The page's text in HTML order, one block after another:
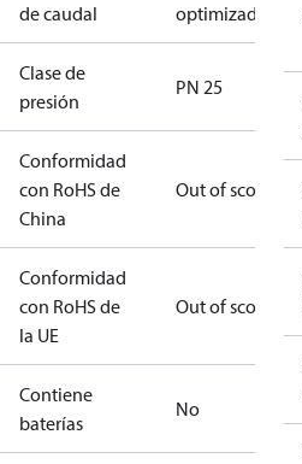
de caudal
optimizada
Clase de
presión
PN 25
Conformidad
con RoHS de
China
Out of scope
Conformidad
con RoHS de
la UE
Out of scope
Contiene
baterías
No